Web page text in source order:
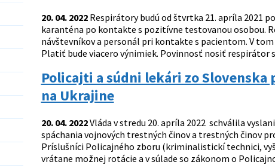
20. 04. 2022Respirátory budú od štvrtka 21. apríla 2021
karanténa po kontakte s pozitívne testovanou osobou.
návštevníkov a personál pri kontakte s pacientom. V
Platiť bude viacero výnimiek. Povinnosť nosiť respirátor
Policajti a súdni lekári zo
na Ukrajine
20. 04. 2022Vláda v stredu 20. apríla 2022 schválila
spáchania vojnových trestných činov a trestných činov
Príslušníci Policajného zboru (kriminalistickí technici,
vrátane možnej rotácie a v súlade so zákonom o